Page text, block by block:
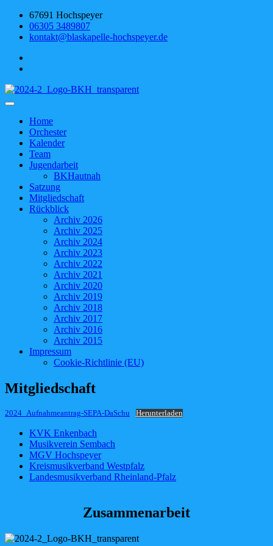
Skip
content
67691 Hochspeyer
06305 3489807
kontakt@blaskapelle-hochspeyer.de
Blaskapelle Hochspeyer
Home
Orchester
Kalender
Team
Jugendarbeit
BKHautnah
Satzung
Mitgliedschaft
Rückblick
Archiv 2026
Archiv 2025
Archiv 2024
Archiv 2023
Archiv 2022
Archiv 2021
Archiv 2020
Archiv 2019
Archiv 2018
Archiv 2017
Archiv 2016
Archiv 2015
Impressum
Cookie-Richtlinie (EU)
Mitgliedschaft
2024_Aufnahmeantrag-SEPA-DaSchu Herunterladen
KVK Enkenbach
Musikverein Sembach
MGV Hochspeyer
Kreismusikverband Westpfalz
Landesmusikverband Rheinland-Pfalz
Zusammenarbeit